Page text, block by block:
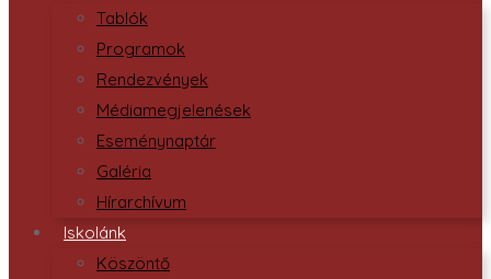
Tablók
Programok
Rendezvények
Médiamegjelenések
Eseménynaptár
Galéria
Hírarchívum
Iskolánk
Köszöntő